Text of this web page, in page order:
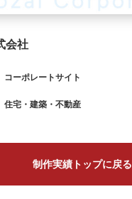
会社
コーポレートサイト
住宅・建築・不動産
制作実績トップに戻る